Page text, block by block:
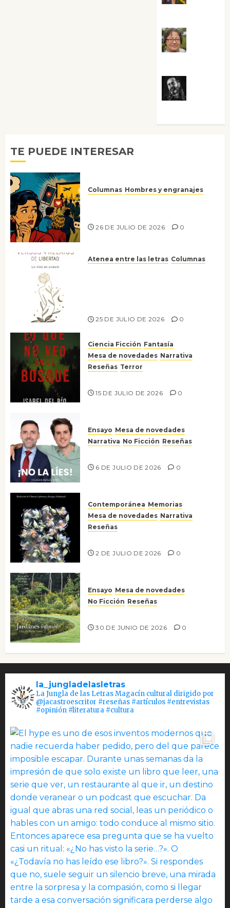
TE PUEDE INTERESAR
Columnas Hombres y engranajes
26 DE JULIO DE 2026 0
Atenea entre las letras Columnas
25 DE JULIO DE 2026 0
Ciencia Ficción Fantasía
Mesa de novedades Narrativa
Reseñas Terror
15 DE JULIO DE 2026 0
Ensayo Mesa de novedades
Narrativa No Ficción Reseñas
6 DE JULIO DE 2026 0
Contemporánea Memorias
Mesa de novedades Narrativa
Reseñas
2 DE JULIO DE 2026 0
Ensayo Mesa de novedades
No Ficción Reseñas
30 DE JUNIO DE 2026 0
la_jungladelasletras
La Jungla de las Letras Magacín cultural dirigido por
@jacastroescritor #reseñas #artículos #entrevistas
#opinión #literatura #cultura